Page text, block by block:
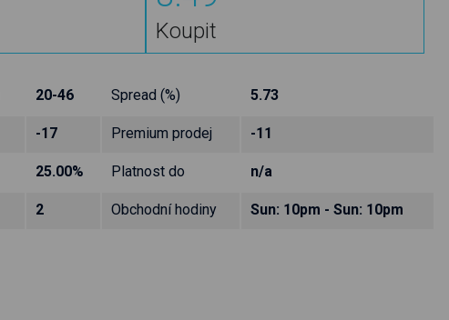
Koupit
20-46 Spread (%) 5.73
-17 Premium prodej -11
25.00% Platnost do n/a
2 Obchodní hodiny Sun: 10pm - Sun: 10pm